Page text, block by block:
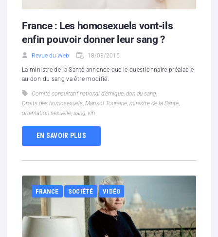
France : Les homosexuels vont-ils
enfin pouvoir donner leur sang ?
Revue du Web 18/03/2015
La ministre de la Santé annonce que le questionnaire préalable
au don du sang va être modifié.
Comité consultatif national d’éthique, don du sang,
Droits des homosexuels, Marisol Touraine, ministre de la Santé,
orientation sexuelle, sang, vih
EN SAVOIR PLUS
FRANCE SOCIÉTÉ VIDÉO